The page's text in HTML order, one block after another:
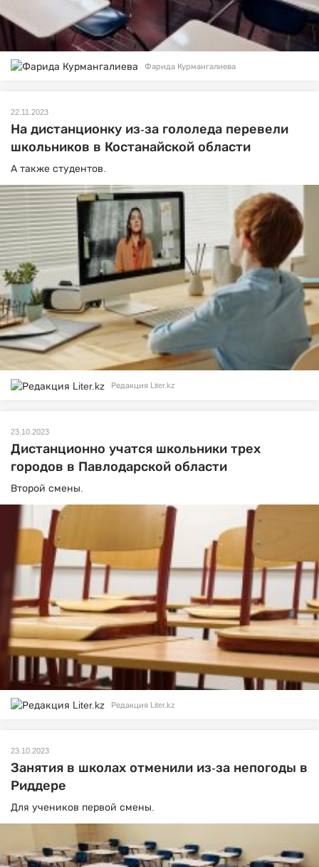
Фарида Курмангалиева
22.11.2023
На дистанционку из-за гололеда перевели
школьников в Костанайской области
А также студентов.
Редакция Liter.kz
23.10.2023
Дистанционно учатся школьники трех
городов в Павлодарской области
Второй смены.
Редакция Liter.kz
23.10.2023
Занятия в школах отменили из-за непогоды в
Риддере
Для учеников первой смены.